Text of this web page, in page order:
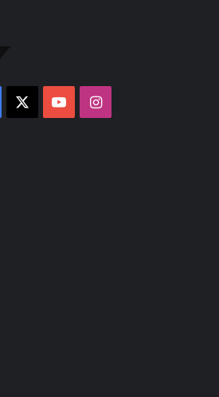
Facebook YouTubeInstagram